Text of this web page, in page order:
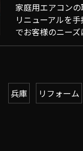
家庭用エアコン
リニューアルを
でお客様のニー
兵庫 リフォーム